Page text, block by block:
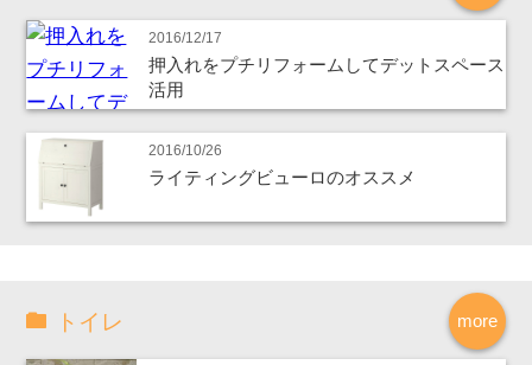
2016/12/17
押入れをプチリフォームしてデットスペース
活用
2016/10/26
ライティングビューロのオススメ
more
トイレ